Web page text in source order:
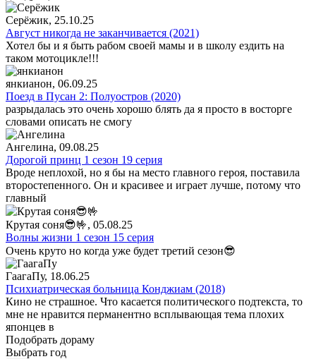
Серёжик, 25.10.25
Август никогда не заканчивается (2021)
Хотел бы и я быть рабом своей мамы и в школу ездить на
таком мотоцикле!!!
янкианон, 06.09.25
Поезд в Пусан 2: Полуостров (2020)
разрыдалась это очень хорошо блять да я просто в восторге
словами описать не смогу
Ангелина, 09.08.25
Дорогой принц 1 сезон 19 серия
Вроде неплохой, но я бы на место главного героя, поставила
второстепенного. Он и красивее и играет лучше, потому что
главный
Крутая соня😎🤟, 05.08.25
Волны жизни 1 сезон 15 серия
Очень круто но когда уже будет третий сезон😎
ГаагаПу, 18.06.25
Психиатрическая больница Конджиам (2018)
Кино не страшное. Что касается политического подтекста, то
мне не нравится перманентно всплывающая тема плохих
японцев в
Подобрать дораму
Выбрать год